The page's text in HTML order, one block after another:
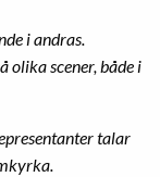
i andras.
olika scener, både i
talar